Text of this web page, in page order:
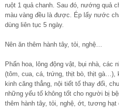
ruột 1 quả chanh. Sau đó, nướng quả
màu vàng đều là được. Ép lấy nước
dùng liên tục 5 ngày.
Nên ăn thêm hành tây, tỏi, nghệ…
Phấn hoa, lông động vật, bụi nhà, các
(tôm, cua, cá, trứng, thịt bò, thịt gà…),
kinh căng thẳng, nội tiết tố thay đổi,
những yếu tố không tốt cho người bị
thêm hành tây, tỏi, nghệ, ớt, tương